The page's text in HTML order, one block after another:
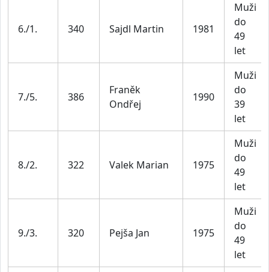
6./1. 340 Sajdl Martin 1981
Muži
do
49
let
7./5. 386
Franěk
Ondřej
1990
Muži
do
39
let
8./2. 322 Valek Marian 1975
Muži
do
49
let
9./3. 320 Pejša Jan 1975
Muži
do
49
let